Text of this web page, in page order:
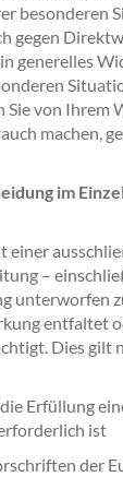
besonderen
gegen
generelles
Sie von Ihrem
machen,
im
einer
–
unterworfen
entfaltet
Dies gilt
Erfüllung
ist
der